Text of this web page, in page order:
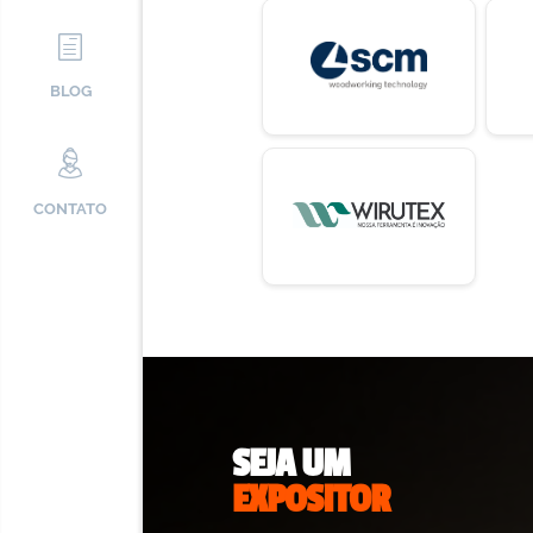
BLOG
CONTATO
SEJA UM
EXPOSITOR